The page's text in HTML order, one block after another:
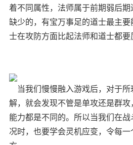
着不同属性，法师属于前期弱后
缺少的，有宝万事足的道士最主
士在攻防方面比起法师和道士都要
当我们慢慢融入游戏后，对于所
解，就会发现不管是单攻还是群
能力都是不同的。所以当我们在
况时，也要学会灵机应变，令每